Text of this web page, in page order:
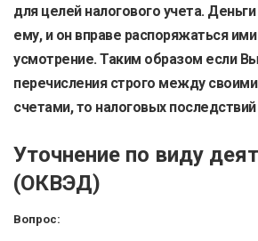
для целей налогового учета.
ему, и он вправе распоряжаться
усмотрение. Таким образом если
перечисления строго между
счетами, то налоговых
Уточнение по виду
(ОКВЭД)
Вопрос: